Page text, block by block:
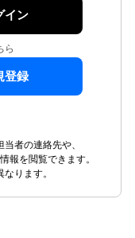
イン
ら
登録
者の連絡先や、
報を閲覧できます。
ります。